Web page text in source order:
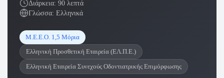
Διάρκεια: 90 λεπτά
Γλώσσα: Ελληνικά
Μ.Ε.Ε.Ο. 1,5 Μόρια
Ελληνική Προσθετική Εταιρεία (ΕΛ.Π.Ε.)
Ελληνική Εταιρεία Συνεχούς Οδοντιατρικής Επιμόρφωσης